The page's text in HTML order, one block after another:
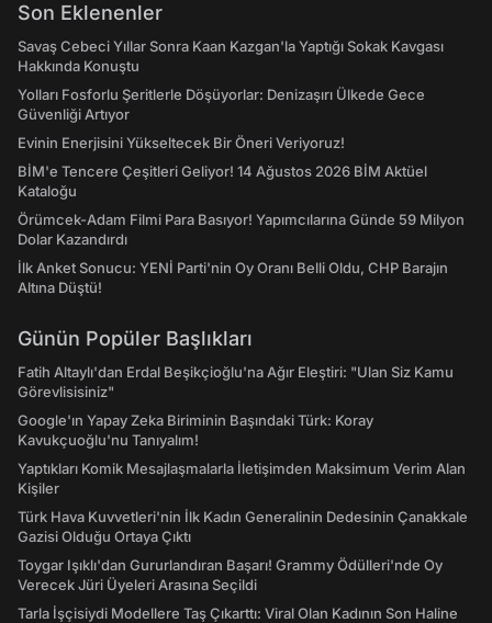
Son Eklenenler
Savaş Cebeci Yıllar Sonra Kaan Kazgan'la Yaptığı Sokak Kavgası
Hakkında Konuştu
Yolları Fosforlu Şeritlerle Döşüyorlar: Denizaşırı Ülkede Gece
Güvenliği Artıyor
Evinin Enerjisini Yükseltecek Bir Öneri Veriyoruz!
BİM'e Tencere Çeşitleri Geliyor! 14 Ağustos 2026 BİM Aktüel
Kataloğu
Örümcek-Adam Filmi Para Basıyor! Yapımcılarına Günde 59 Milyon
Dolar Kazandırdı
İlk Anket Sonucu: YENİ Parti'nin Oy Oranı Belli Oldu, CHP Barajın
Altına Düştü!
Günün Popüler Başlıkları
Fatih Altaylı'dan Erdal Beşikçioğlu'na Ağır Eleştiri: "Ulan Siz Kamu
Görevlisisiniz"
Google'ın Yapay Zeka Biriminin Başındaki Türk: Koray
Kavukçuoğlu'nu Tanıyalım!
Yaptıkları Komik Mesajlaşmalarla İletişimden Maksimum Verim Alan
Kişiler
Türk Hava Kuvvetleri'nin İlk Kadın Generalinin Dedesinin Çanakkale
Gazisi Olduğu Ortaya Çıktı
Toygar Işıklı'dan Gururlandıran Başarı! Grammy Ödülleri'nde Oy
Verecek Jüri Üyeleri Arasına Seçildi
Tarla İşçisiydi Modellere Taş Çıkarttı: Viral Olan Kadının Son Haline